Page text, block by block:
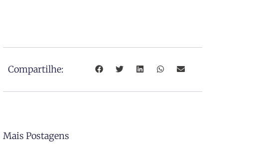
Compartilhe:
Mais Postagens